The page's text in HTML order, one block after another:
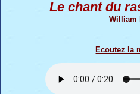
Le chant du
William
Ecoutez la